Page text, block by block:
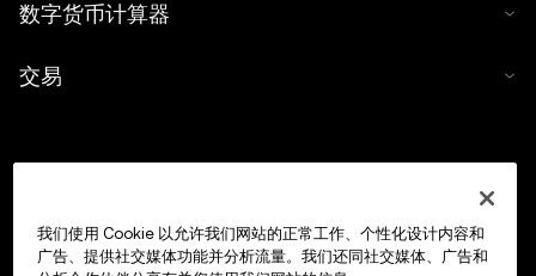
数字货币计算器
交易
我们使用 Cookie 以允许我们网站的正常工作、个性化设计内容和
广告、提供社交媒体功能并分析流量。我们还同社交媒体、广告和